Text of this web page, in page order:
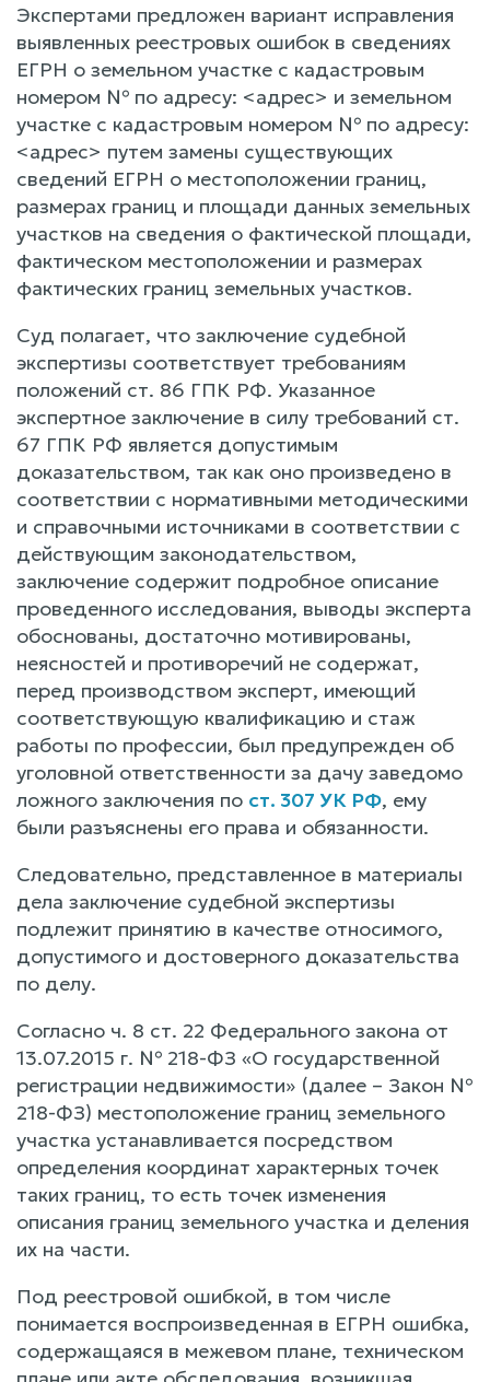
Экспертами предложен вариант исправления
выявленных реестровых ошибок в сведениях
ЕГРН о земельном участке с кадастровым
номером № по адресу: <адрес> и земельном
участке с кадастровым номером № по адресу:
<адрес> путем замены существующих
сведений ЕГРН о местоположении границ,
размерах границ и площади данных земельных
участков на сведения о фактической площади,
фактическом местоположении и размерах
фактических границ земельных участков.
Суд полагает, что заключение судебной
экспертизы соответствует требованиям
положений ст. 86 ГПК РФ. Указанное
экспертное заключение в силу требований ст.
67 ГПК РФ является допустимым
доказательством, так как оно произведено в
соответствии с нормативными методическими
и справочными источниками в соответствии с
действующим законодательством,
заключение содержит подробное описание
проведенного исследования, выводы эксперта
обоснованы, достаточно мотивированы,
неясностей и противоречий не содержат,
перед производством эксперт, имеющий
соответствующую квалификацию и стаж
работы по профессии, был предупрежден об
уголовной ответственности за дачу заведомо
ложного заключения по ст. 307 УК РФ, ему
были разъяснены его права и обязанности.
Следовательно, представленное в материалы
дела заключение судебной экспертизы
подлежит принятию в качестве относимого,
допустимого и достоверного доказательства
по делу.
Согласно ч. 8 ст. 22 Федерального закона от
13.07.2015 г. № 218-ФЗ «О государственной
регистрации недвижимости» (далее – Закон №
218-ФЗ) местоположение границ земельного
участка устанавливается посредством
определения координат характерных точек
таких границ, то есть точек изменения
описания границ земельного участка и деления
их на части.
Под реестровой ошибкой, в том числе
понимается воспроизведенная в ЕГРН ошибка,
содержащаяся в межевом плане, техническом